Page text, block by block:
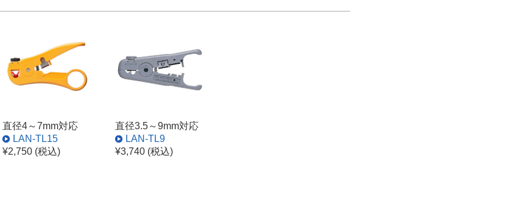
直径4～7mm対応
LAN-TL15
¥2,750 (税込)
直径3.5～9mm対応
LAN-TL9
¥3,740 (税込)